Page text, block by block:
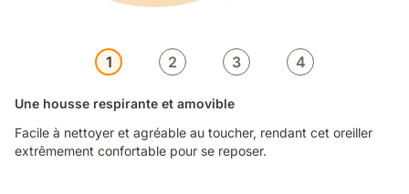
1 2 3 4
Une housse respirante et amovible
Facile à nettoyer et agréable au toucher, rendant cet oreiller
extrêmement confortable pour se reposer.